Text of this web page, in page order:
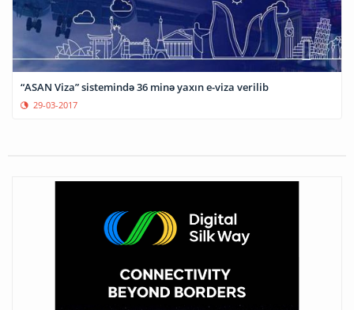
“ASAN Viza” sistemində 36 minə yaxın e-viza verilib
29-03-2017